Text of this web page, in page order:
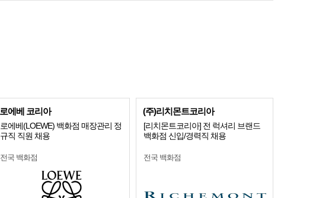
로에베 코리아
로에베(LOEWE) 백화점 매장관리 정
규직 직원 채용
전국 백화점
(주)리치몬트코리아
[리치몬트코리아] 전 럭셔리 브랜드
백화점 신입/경력직 채용
전국 백화점